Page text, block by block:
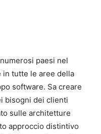
paesi nel
in tutte le aree della
software. Sa creare
bisogni dei clienti
sulle architetture
approccio distintivo